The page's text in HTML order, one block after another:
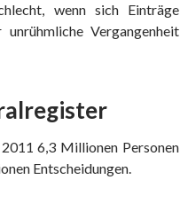
wenn sich Einträge
Vergangenheit
6,3 Millionen Personen
Entscheidungen.